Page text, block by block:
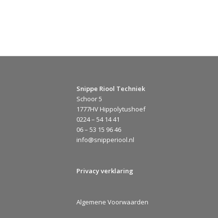
Snippe Riool Techniek
Schoor 5
1777HV Hippolytushoef
0224 – 54 14 41
06 – 53 15 96 46
info@snipperiool.nl
Privacy verklaring
Algemene Voorwaarden